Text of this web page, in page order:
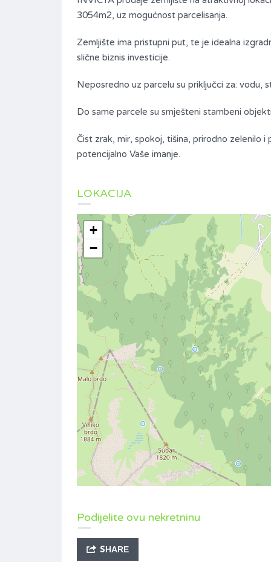
3054m2, uz mogućnost parcelisanja.
Zemljište ima pristupni put, te je idealna
slične biznis investicije.
Neposredno uz parcelu su priključci za: vodu,
Do same parcele su smješteni stambeni
Čist zrak, mir, spokoj, tišina, prirodno zelenilo
potencijalno Vaše imanje.
LOKACIJA
+
−
Podijelite ovu nekretninu
SHARE